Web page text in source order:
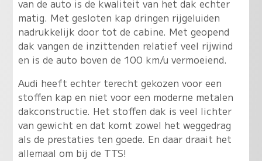
van de auto is de kwaliteit van het dak echter
matig. Met gesloten kap dringen rijgeluiden
nadrukkelijk door tot de cabine. Met geopend
dak vangen de inzittenden relatief veel rijwind
en is de auto boven de 100 km/u vermoeiend.
Audi heeft echter terecht gekozen voor een
stoffen kap en niet voor een moderne metalen
dakconstructie. Het stoffen dak is veel lichter
van gewicht en dat komt zowel het weggedrag
als de prestaties ten goede. En daar draait het
allemaal om bij de TTS!